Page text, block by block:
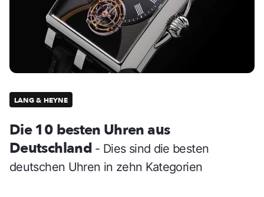
LANG & HEYNE
Die 10 besten Uhren aus
Deutschland - Dies sind die besten
deutschen Uhren in zehn Kategorien